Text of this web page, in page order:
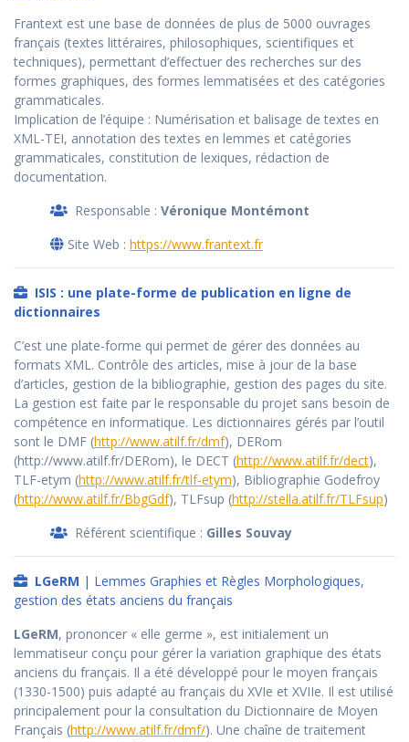
Frantext est une base de données de plus de 5000 ouvrages
français (textes littéraires, philosophiques, scientifiques et
techniques), permettant d’effectuer des recherches sur des
formes graphiques, des formes lemmatisées et des catégories
grammaticales.
Implication de l’équipe : Numérisation et balisage de textes en
XML-TEI, annotation des textes en lemmes et catégories
grammaticales, constitution de lexiques, rédaction de
documentation.
Responsable : Véronique Montémont
Site Web : https://www.frantext.fr
ISIS : une plate-forme de publication en ligne de
dictionnaires
C’est une plate-forme qui permet de gérer des données au
formats XML. Contrôle des articles, mise à jour de la base
d’articles, gestion de la bibliographie, gestion des pages du site.
La gestion est faite par le responsable du projet sans besoin de
compétence en informatique. Les dictionnaires gérés par l’outil
sont le DMF (http://www.atilf.fr/dmf), DERom
(http://www.atilf.fr/DERom), le DECT (http://www.atilf.fr/dect),
TLF-etym (http://www.atilf.fr/tlf-etym), Bibliographie Godefroy
(http://www.atilf.fr/BbgGdf), TLFsup (http://stella.atilf.fr/TLFsup)
Référent scientifique : Gilles Souvay
LGeRM | Lemmes Graphies et Règles Morphologiques,
gestion des états anciens du français
LGeRM, prononcer « elle germe », est initialement un
lemmatiseur conçu pour gérer la variation graphique des états
anciens du français. Il a été développé pour le moyen français
(1330-1500) puis adapté au français du XVIe et XVIIe. Il est utilisé
principalement pour la consultation du Dictionnaire de Moyen
Français (http://www.atilf.fr/dmf/). Une chaîne de traitement